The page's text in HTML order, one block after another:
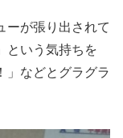
ーが張り出されて
という気持ちを
」などとグラグラ